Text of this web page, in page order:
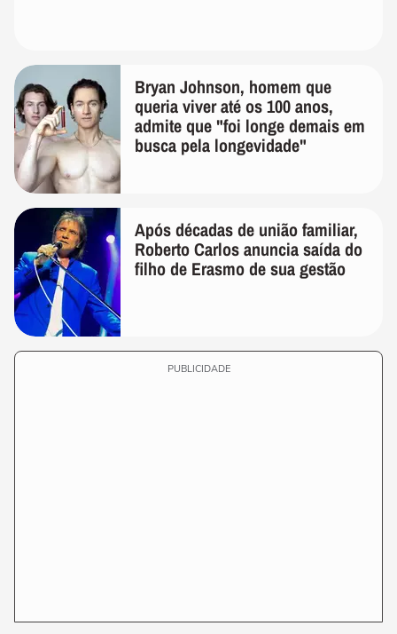
Bryan Johnson, homem que
queria viver até os 100 anos,
admite que "foi longe demais em
busca pela longevidade"
Após décadas de união familiar,
Roberto Carlos anuncia saída do
filho de Erasmo de sua gestão
PUBLICIDADE